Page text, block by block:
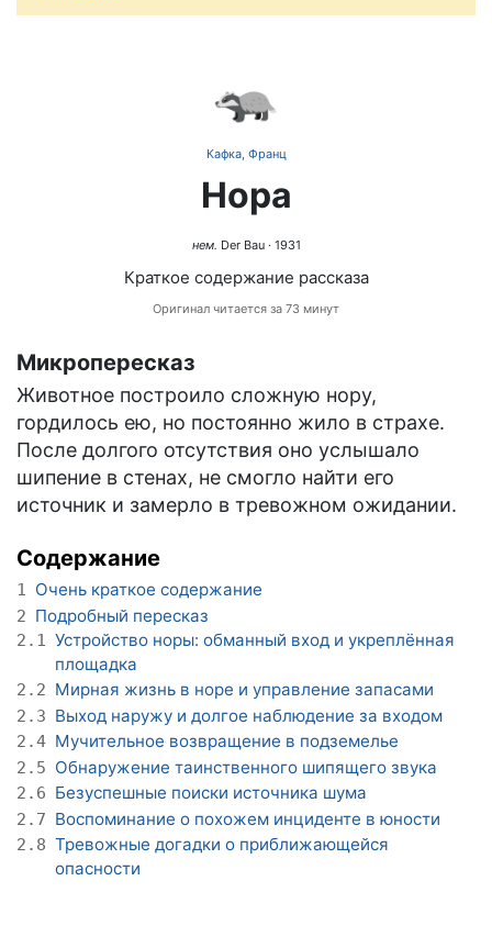
🦡
Кафка, Франц
Нора
нем. Der Bau· 1931
Краткое содержание рассказа
Оригинал читается за 73 минут
Микропересказ
Животное построило сложную нору,
гордилось ею, но постоянно жило в страхе.
После долгого отсутствия оно услышало
шипение в стенах, не смогло найти его
источник и замерло в тревожном ожидании.
Содержание
1 Очень краткое содержание
2 Подробный пересказ
2.1 Устройство норы: обманный вход и укреплённая
площадка
2.2 Мирная жизнь в норе и управление запасами
2.3 Выход наружу и долгое наблюдение за входом
2.4 Мучительное возвращение в подземелье
2.5 Обнаружение таинственного шипящего звука
2.6 Безуспешные поиски источника шума
2.7 Воспоминание о похожем инциденте в юности
2.8 Тревожные догадки о приближающейся
опасности